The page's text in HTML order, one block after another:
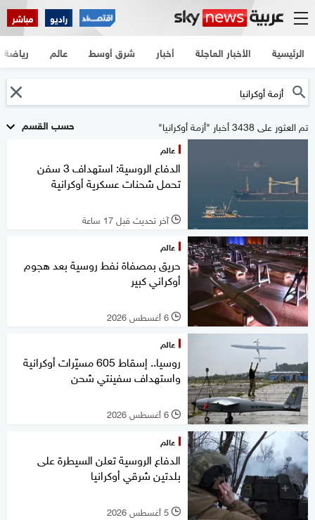
راديو مباشر
الرئيسية الأخبار العاجلة أخبار شرق أوسط عالم رياضة
حسب القسم تم العثور على 3438 أخبار "أزمة أوكرانيا"
عالم
الدفاع الروسية: استهداف 3 سفن
تحمل شحنات عسكرية أوكرانية
l آخر تحديث قبل 17 ساعة
عالم
حريق بمصفاة نفط روسية بعد هجوم
أوكراني كبير
l 6 أغسطس 2026
عالم
روسيا.. إسقاط 605 مسيّرات أوكرانية
واستهداف سفينتي شحن
l 6 أغسطس 2026
عالم
الدفاع الروسية تعلن السيطرة على
بلدتين شرقي أوكرانيا
l 5 أغسطس 2026